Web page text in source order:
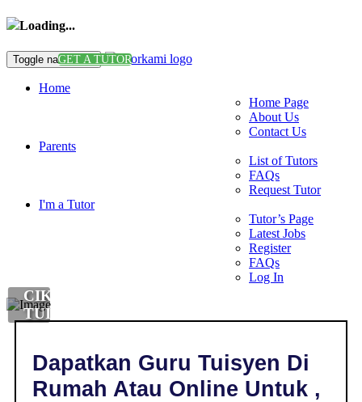
Loading...
Toggle navigationGET A TUTOR
Home
Home Page
About Us
Contact Us
Parents
List of Tutors
FAQs
Request Tutor
I'm a Tutor
Tutor’s Page
Latest Jobs
Register
FAQs
Log In
CIKGU
TUISYEN
Dapatkan Guru Tuisyen Di
Rumah Atau Online Untuk ,